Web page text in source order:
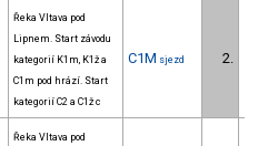
Řeka Vltava pod
Lipnem. Start závodu
kategorií K1m, K1ž a
C1m pod hrází. Start
kategorií C2 a C1ž c
C1M sjezd 2.
Řeka Vltava pod